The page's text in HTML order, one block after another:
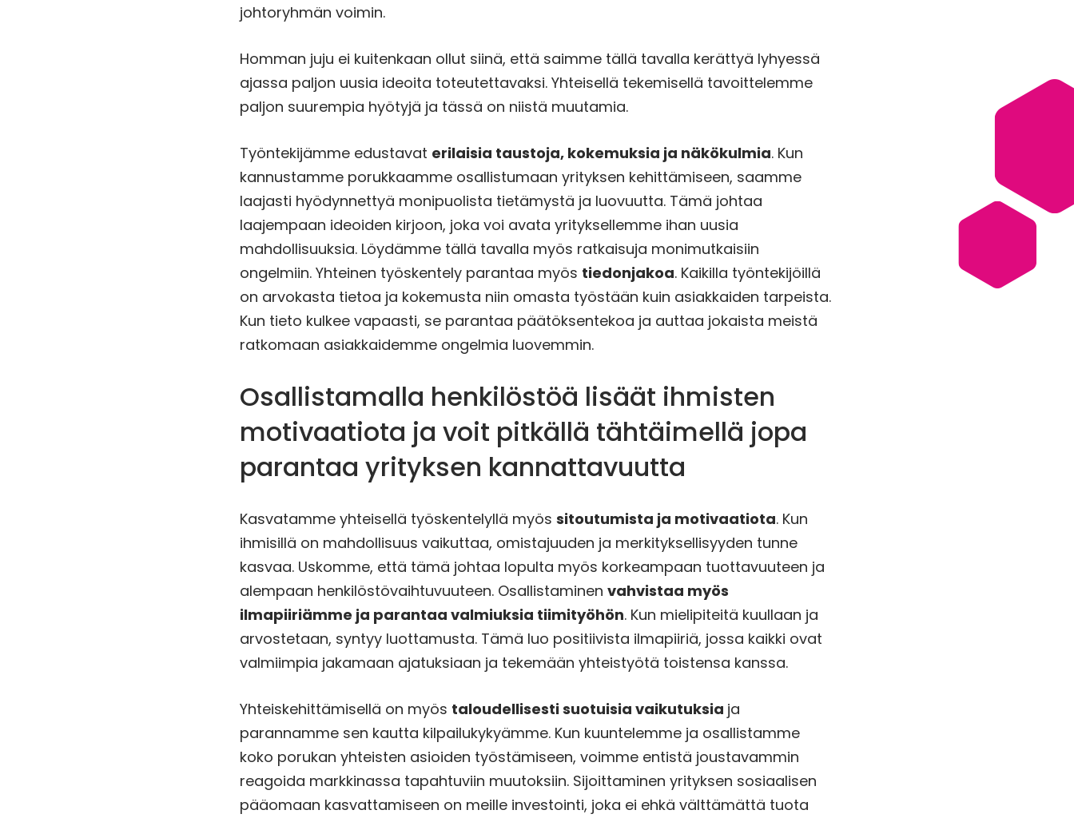
johtoryhmän voimin.
Homman juju ei kuitenkaan ollut siinä, että saimme tällä tavalla kerättyä lyhyessä
ajassa paljon uusia ideoita toteutettavaksi. Yhteisellä tekemisellä tavoittelemme
paljon suurempia hyötyjä ja tässä on niistä muutamia.
Työntekijämme edustavat erilaisia taustoja, kokemuksia ja näkökulmia. Kun
kannustamme porukkaamme osallistumaan yrityksen kehittämiseen, saamme
laajasti hyödynnettyä monipuolista tietämystä ja luovuutta. Tämä johtaa
laajempaan ideoiden kirjoon, joka voi avata yrityksellemme ihan uusia
mahdollisuuksia. Löydämme tällä tavalla myös ratkaisuja monimutkaisiin
ongelmiin. Yhteinen työskentely parantaa myös tiedonjakoa. Kaikilla työntekijöillä
on arvokasta tietoa ja kokemusta niin omasta työstään kuin asiakkaiden tarpeista.
Kun tieto kulkee vapaasti, se parantaa päätöksentekoa ja auttaa jokaista meistä
ratkomaan asiakkaidemme ongelmia luovemmin.
Osallistamalla henkilöstöä lisäät ihmisten
motivaatiota ja voit pitkällä tähtäimellä jopa
parantaa yrityksen kannattavuutta
Kasvatamme yhteisellä työskentelyllä myössitoutumista ja motivaatiota. Kun
ihmisillä on mahdollisuus vaikuttaa, omistajuuden ja merkityksellisyyden tunne
kasvaa. Uskomme, että tämä johtaa lopulta myös korkeampaan tuottavuuteen ja
alempaan henkilöstövaihtuvuuteen. Osallistaminenvahvistaa myös
ilmapiiriämme ja parantaa valmiuksia tiimityöhön. Kun mielipiteitä kuullaan ja
arvostetaan, syntyy luottamusta. Tämä luo positiivista ilmapiiriä, jossa kaikki ovat
valmiimpia jakamaan ajatuksiaan ja tekemään yhteistyötä toistensa kanssa.
Yhteiskehittämisellä on myös taloudellisesti suotuisia vaikutuksia ja
parannamme sen kautta kilpailukykyämme. Kun kuuntelemme ja osallistamme
koko porukan yhteisten asioiden työstämiseen, voimme entistä joustavammin
reagoida markkinassa tapahtuviin muutoksiin. Sijoittaminen yrityksen sosiaalisen
pääomaan kasvattamiseen on meille investointi, joka ei ehkä välttämättä tuota